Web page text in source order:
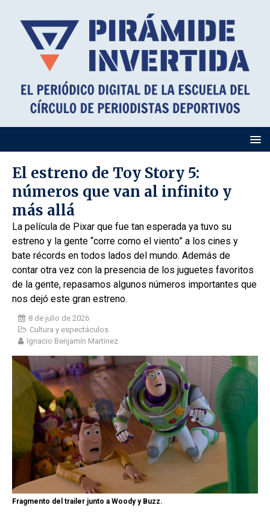
El estreno de Toy Story 5:
números que van al infinito y
más allá
La película de Pixar que fue tan esperada ya tuvo su
estreno y la gente “corre como el viento” a los cines y
bate récords en todos lados del mundo. Además de
contar otra vez con la presencia de los juguetes favoritos
de la gente, repasamos algunos números importantes que
nos dejó este gran estreno.
8 de julio de 2026
Cultura y espectáculos
Ignacio Benjamín Martinez
Fragmento del trailer junto a Woody y Buzz.